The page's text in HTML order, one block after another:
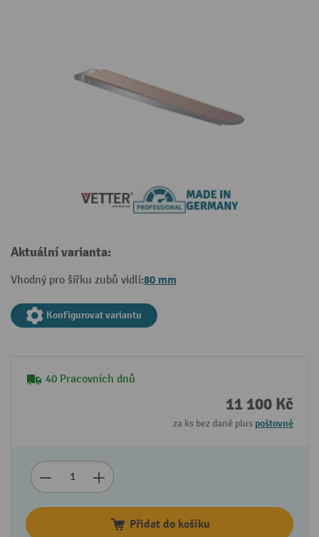
Aktuální varianta:
Vhodný pro šířku zubů vidlí:80 mm
Konfigurovat variantu
40 Pracovních dnů
11 100 Kč
za ks bez daně plus poštovné
Přidat do košíku